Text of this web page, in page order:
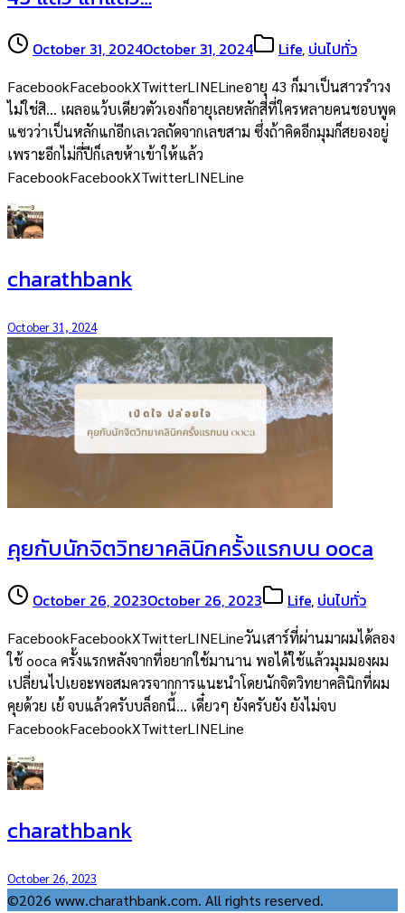
October 31, 2024October 31, 2024 Life, บ่นไปทั่ว
FacebookFacebookXTwitterLINELineอายุ 43 ก็มาเป็นสาวรำวง
ไม่ใช่สิ… เผลอแว้บเดียวตัวเองก็อายุเลยหลักสี่ที่ใครหลายคนชอบพูด
แซวว่าเป็นหลักแก่อีกเลเวลถัดจากเลขสาม ซึ่งถ้าคิดอีกมุมก็สยองอยู่
เพราะอีกไม่กี่ปีก็เลขห้าเข้าให้แล้ว
FacebookFacebookXTwitterLINELine
charathbank
October 31, 2024
คุยกับนักจิตวิทยาคลินิกครั้งแรกบน ooca
October 26, 2023October 26, 2023 Life, บ่นไปทั่ว
FacebookFacebookXTwitterLINELineวันเสาร์ที่ผ่านมาผมได้ลอง
ใช้ ooca ครั้งแรกหลังจากที่อยากใช้มานาน พอได้ใช้แล้วมุมมองผม
เปลี่ยนไปเยอะพอสมควรจากการแนะนำโดยนักจิตวิทยาคลินิกที่ผม
คุยด้วย เย้ จบแล้วครับบล็อกนี้… เดี๋ยวๆ ยังครับยัง ยังไม่จบ
FacebookFacebookXTwitterLINELine
charathbank
October 26, 2023
©2026 www.charathbank.com. All rights reserved.